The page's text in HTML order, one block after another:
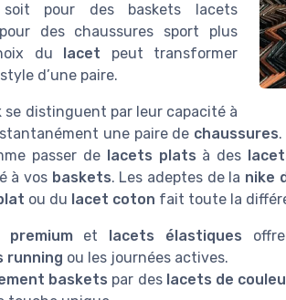
pour des baskets lacets
des chaussures sport plus
du lacet peut transformer
d’une paire.
se distinguent par leur capacité à
une paire de chaussures
passer de lacets plats à des
à vos baskets. Les adeptes de la nike
ou du lacet coton fait toute la
premiumet lacets élastiques
running ou les journées actives.
baskets par des lacets de